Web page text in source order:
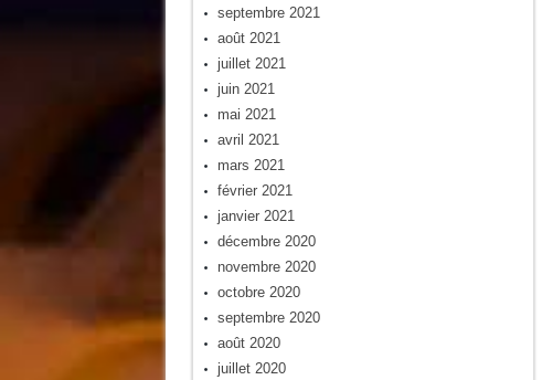
septembre 2021
août 2021
juillet 2021
juin 2021
mai 2021
avril 2021
mars 2021
février 2021
janvier 2021
décembre 2020
novembre 2020
octobre 2020
septembre 2020
août 2020
juillet 2020